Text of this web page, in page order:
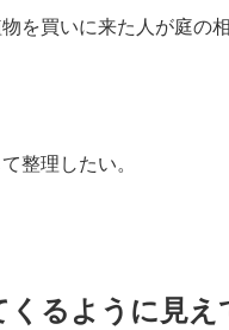
を買いに来た人が庭の
整理したい。
るように見